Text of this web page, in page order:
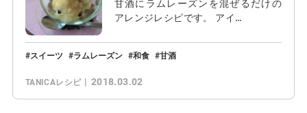
甘酒にラムレーズンを混ぜるだけの
アレンジレシピです。 アイ…
スイーツ ラムレーズン 和食 甘酒
TANICAレシピ 2018.03.02